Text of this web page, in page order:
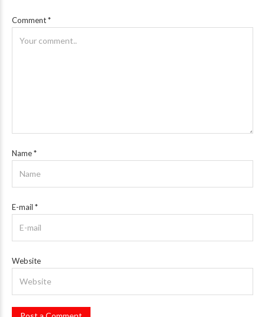
Comment*
Name*
E-mail *
Website